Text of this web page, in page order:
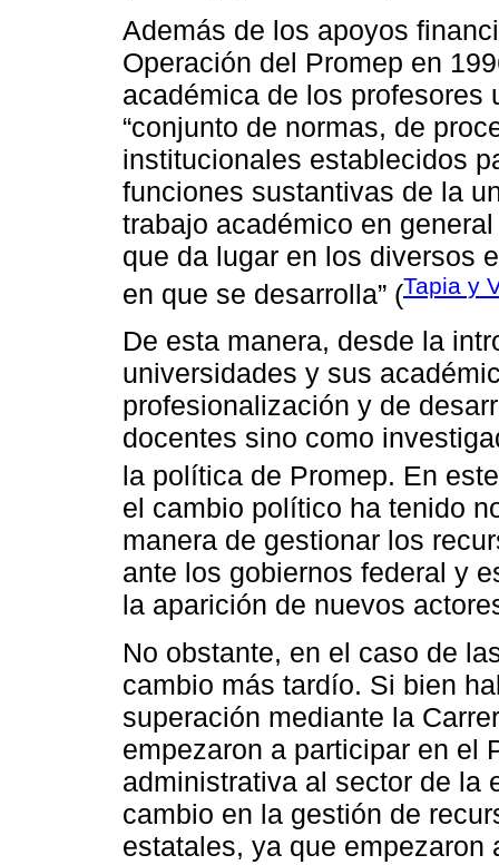
Además de los apoyos
Operación del Promep en
académica de los profesores
“conjunto de normas, de
institucionales establecidos
funciones sustantivas de la
trabajo académico en
que da lugar en los diversos
en que se desarrolla” (Tapia y
De esta manera, desde la
universidades y sus
profesionalización y de
docentes sino como
la política de Promep. En
el cambio político ha tenido
manera de gestionar los
ante los gobiernos federal y
la aparición de nuevos
No obstante, en el caso de
cambio más tardío. Si bien
superación mediante la
empezaron a participar en el
administrativa al sector de la
cambio en la gestión de
estatales, ya que